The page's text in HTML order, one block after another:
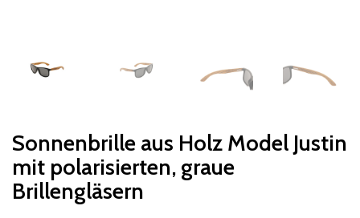
Sonnenbrille aus Holz Model Justin
mit polarisierten, graue
Brillengläsern